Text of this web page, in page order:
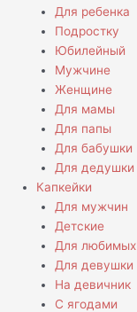
Для ребенка
Подростку
Юбилейный
Мужчине
Женщине
Для мамы
Для папы
Для бабушки
Для дедушки
Капкейки
Для мужчин
Детские
Для любимых
Для девушки
На девичник
С ягодами